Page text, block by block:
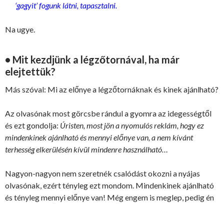
‘gagyit’ fogunk látni, tapasztalni.
Na ugye.
• Mit kezdjünk a légzőtornával, ha már
elejtettük?
Más szóval: Mi az előnye a légzőtornáknak és kinek ajánlható?
Az olvasónak most görcsbe rándul a gyomra az idegességtől
és ezt gondolja: Úristen, most jön a nyomulós reklám, hogy ez
mindenkinek ajánlható és mennyi előnye van, a nem kívánt
terhesség elkerülésén kívül mindenre használható…
Nagyon-nagyon nem szeretnék csalódást okozni a nyájas
olvasónak, ezért tényleg ezt mondom. Mindenkinek ajánlható
és tényleg mennyi előnye van! Még engem is meglep, pedig én